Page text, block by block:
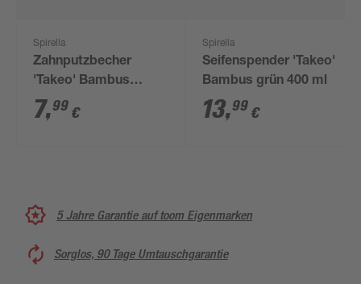
Spirella
Zahnputzbecher
'Takeo' Bambus
dunkelgrün Ø 7,4 x 9,2
cm
7,99 €
Spirella
Seifenspender 'Takeo'
Bambus grün 400 ml
13,99 €
5 Jahre Garantie auf toom Eigenmarken
Sorglos, 90 Tage Umtauschgarantie